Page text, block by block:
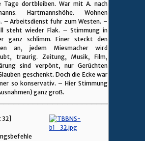
Tage dortbleiben. War mit A. nach
Hartmannshöhe. Wohnen
– Arbeitsdienst fuhr zum Westen. –
steht wieder Flak. – Stimmung in
ganz schlimm. Einer steckt den
an, jedem Miesmacher wird
traurig. Zeitung, Musik, Film,
sind verpönt, nur Gerüchten
geschenkt. Doch die Ecke war
so konservativ. – Hier Stimmung
ganz groß.